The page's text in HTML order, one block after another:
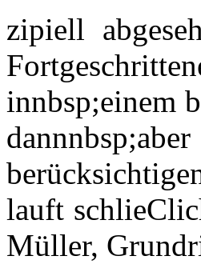
zipiell
innbsp;einem
lauft
Müller,